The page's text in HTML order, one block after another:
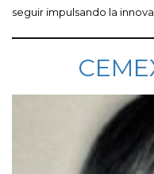
seguir impulsando la